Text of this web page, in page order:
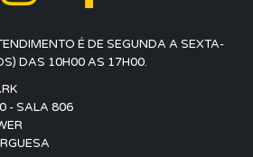
É DE SEGUNDA A SEXTA-
DAS 10H00 AS 17H00.
- SALA 806